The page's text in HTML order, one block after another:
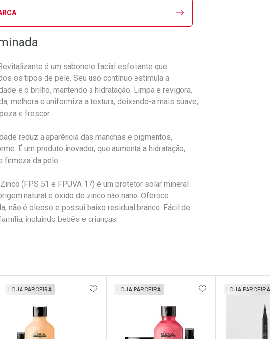
é um sabonete facial esfoliante que
os tipos de pele. Seu uso contínuo estimula a
e o brilho, mantendo a hidratação. Limpa e revigora.
melhora e uniformiza a textura, deixando-a mais suave,
e frescor.
reduz a aparência das manchas e pigmentos,
É um produto inovador, que aumenta a hidratação,
firmeza da pele.
(FPS 51 e FPUVA 17) é um protetor solar mineral
natural e óxido de zinco não nano. Oferece
não é oleoso e possui baixo residual branco. Fácil de
incluindo bebês e crianças.
AOS FAVORITOS
LOJA PARCEIRA ADICIONAR AOS FAVORITOS
LOJA PARCEIRA ADICIONAR AOS
LOJA PARCEIRA